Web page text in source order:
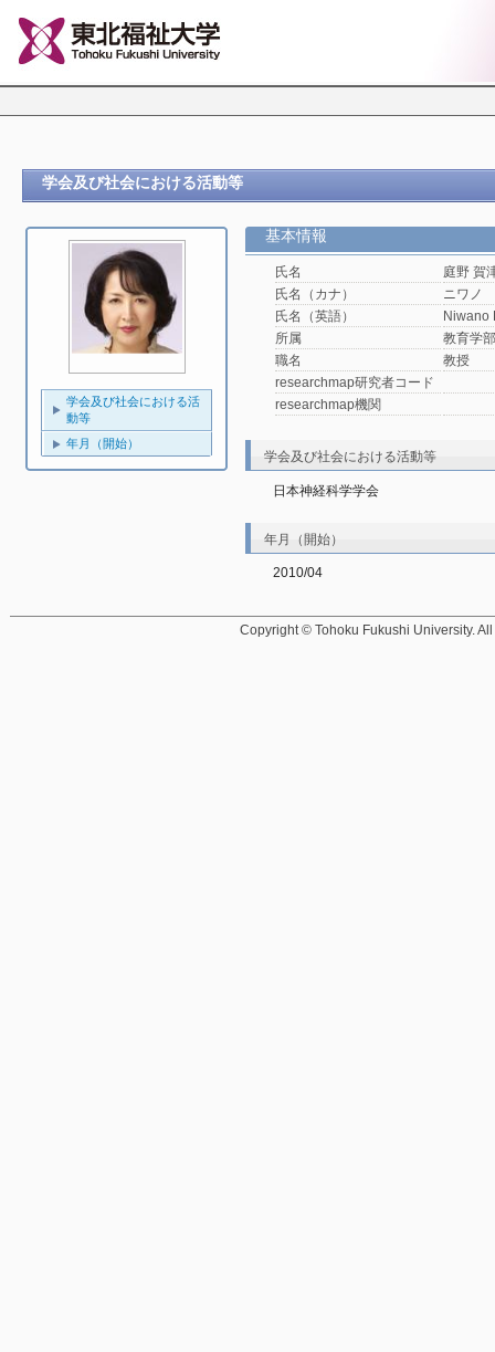
学会及び社会における活動等
学会及び社会における活
動等
年月（開始）
基本情報
氏名
庭野 賀
氏名（カナ）
ニワノ
氏名（英語）
Niwano
所属
教育学
職名
教授
researchmap研究者コード
researchmap機関
学会及び社会における活動等
日本神経科学学会
年月（開始）
2010/04